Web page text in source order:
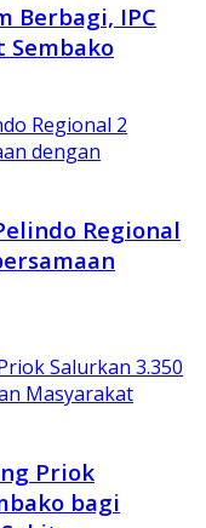
Berbagi, IPC
Sembako
Regional
Priok
bagi